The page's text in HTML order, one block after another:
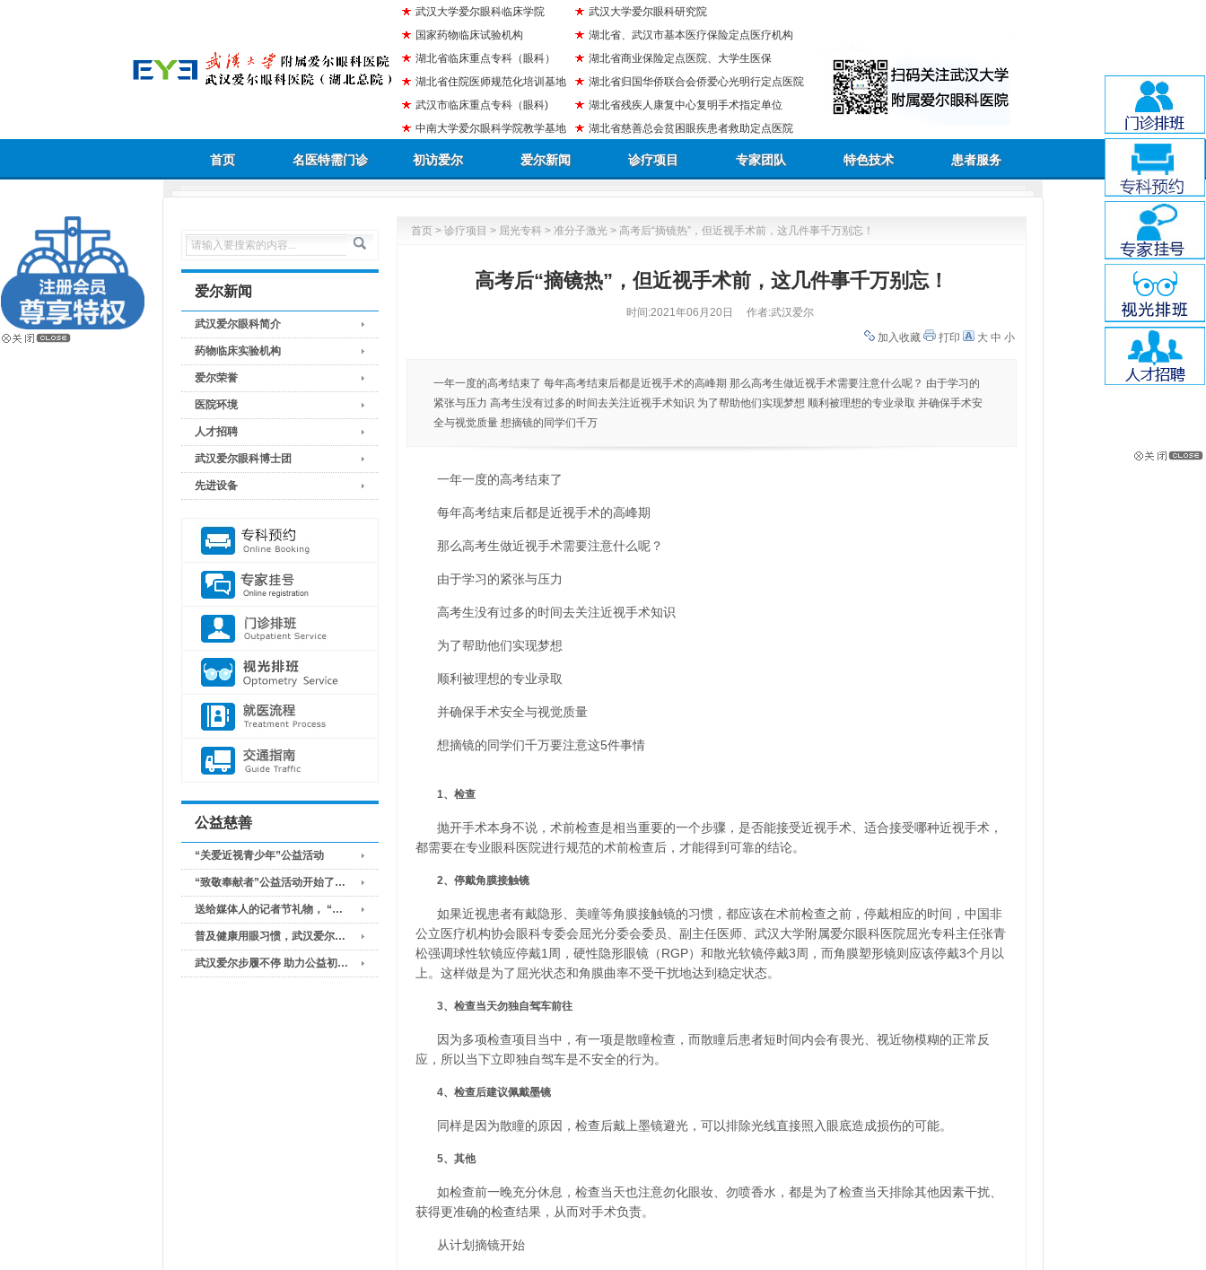
武汉大学爱尔眼科临床学院
国家药物临床试验机构
湖北省临床重点专科（眼科）
湖北省住院医师规范化培训基地
武汉市临床重点专科（眼科)
中南大学爱尔眼科学院教学基地
武汉大学爱尔眼科研究院
湖北省、武汉市基本医疗保险定点医疗机构
湖北省商业保险定点医院、大学生医保
湖北省归国华侨联合会侨爱心光明行定点医院
湖北省残疾人康复中心复明手术指定单位
湖北省慈善总会贫困眼疾患者救助定点医院
首页 名医特需门诊 初访爱尔 爱尔新闻 诊疗项目 专家团队 特色技术 患者服务
爱尔新闻
武汉爱尔眼科简介
药物临床实验机构
爱尔荣誉
医院环境
人才招聘
武汉爱尔眼科博士团
先进设备
公益慈善
“关爱近视青少年”公益活动
“致敬奉献者”公益活动开始了…
送给媒体人的记者节礼物， “…
普及健康用眼习惯，武汉爱尔…
武汉爱尔步履不停 助力公益初…
首页 > 诊疗项目 > 屈光专科 > 准分子激光 > 高考后“摘镜热”，但近视手术前，这几件事千万别忘！
高考后“摘镜热”，但近视手术前，这几件事千万别忘！
时间:2021年06月20日
作者:武汉爱尔
加入收藏
打印 大 中 小
一年一度的高考结束了 每年高考结束后都是近视手术的高峰期 那么高考生做近视手术需要注意什么呢？ 由于学习的
紧张与压力 高考生没有过多的时间去关注近视手术知识 为了帮助他们实现梦想 顺利被理想的专业录取 并确保手术安
全与视觉质量 想摘镜的同学们千万
一年一度的高考结束了
每年高考结束后都是近视手术的高峰期
那么高考生做近视手术需要注意什么呢？
由于学习的紧张与压力
高考生没有过多的时间去关注近视手术知识
为了帮助他们实现梦想
顺利被理想的专业录取
并确保手术安全与视觉质量
想摘镜的同学们千万要注意这5件事情
1、检查
抛开手术本身不说，术前检查是相当重要的一个步骤，是否能接受近视手术、适合接受哪种近视手术，
都需要在专业眼科医院进行规范的术前检查后，才能得到可靠的结论。
2、停戴角膜接触镜
如果近视患者有戴隐形、美瞳等角膜接触镜的习惯，都应该在术前检查之前，停戴相应的时间，中国非
公立医疗机构协会眼科专委会屈光分委会委员、副主任医师、武汉大学附属爱尔眼科医院屈光专科主任张青
松强调球性软镜应停戴1周，硬性隐形眼镜（RGP）和散光软镜停戴3周，而角膜塑形镜则应该停戴3个月以
上。这样做是为了屈光状态和角膜曲率不受干扰地达到稳定状态。
3、检查当天勿独自驾车前往
因为多项检查项目当中，有一项是散瞳检查，而散瞳后患者短时间内会有畏光、视近物模糊的正常反
应，所以当下立即独自驾车是不安全的行为。
4、检查后建议佩戴墨镜
同样是因为散瞳的原因，检查后戴上墨镜避光，可以排除光线直接照入眼底造成损伤的可能。
5、其他
如检查前一晚充分休息，检查当天也注意勿化眼妆、勿喷香水，都是为了检查当天排除其他因素干扰、
获得更准确的检查结果，从而对手术负责。
从计划摘镜开始